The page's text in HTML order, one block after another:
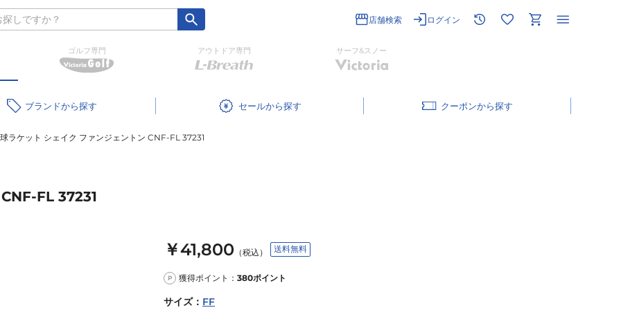
店舗検索 ログイン
ゴルフ専門 アウトドア専門 サーフ&スノー
ブランド セール クーポン
ラケット シェイク ファンジェントン CNF-FL 37231
FL 37231
￥41,800 （税込） 送料無料
P 獲得ポイント： 380ポイント
サイズ： FF